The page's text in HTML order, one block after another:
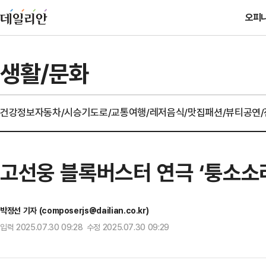
오피
생활/문화
건강정보자동차/시승기도로/교통여행/레저음식/맛집패션/뷰티공연
고선웅 블록버스터 연극 ‘퉁소
박정선 기자 (composerjs@dailian.co.kr)
입력 2025.07.30 09:28 수정 2025.07.30 09:29